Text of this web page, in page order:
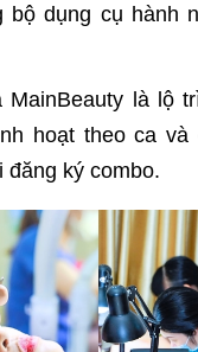
bộ dụng cụ hành
MainBeauty là lộ
hoạt theo ca và
đăng ký combo.